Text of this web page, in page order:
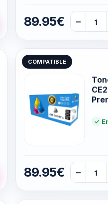
89.95€ −
COMPATIBLE
89.95€ −